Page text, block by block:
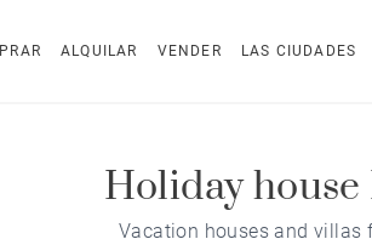
ALQUILAR VENDER LAS CIUDADES
Holiday house
Vacation houses and villas